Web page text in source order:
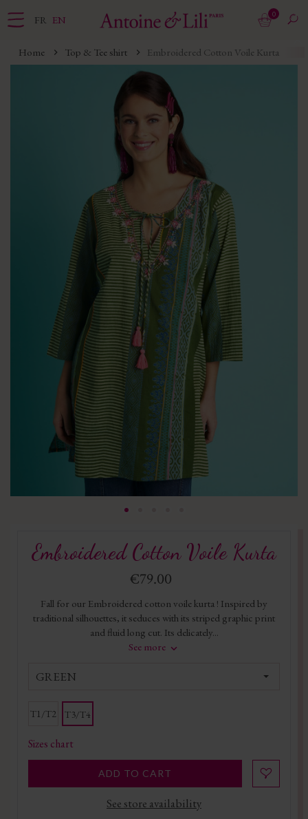
FR EN 0
Home Top & Tee shirt Embroidered Cotton Voile Kurta
Embroidered Cotton Voile Kurta
€79.00
Fall for our Embroidered cotton voile kurta ! Inspired by
traditional silhouettes, it seduces with its striped graphic print
and fluid long cut. Its delicately...
See more
GREEN
T1/T2 T3/T4
Sizes chart
ADD TO CART
See store availability